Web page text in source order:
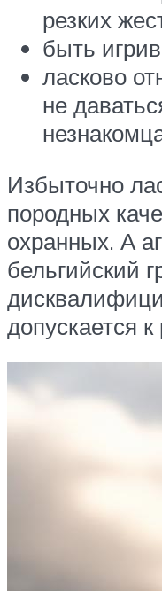
резких
быть
ласково
не
Избыточно
породных
охранных. А
бельгийский
допускается